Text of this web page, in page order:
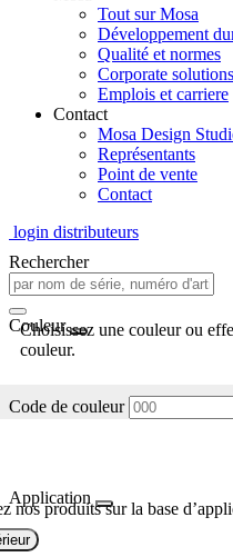
Tout sur Mosa
Développement
Qualité et normes
Corporate solutions
Emplois et carriere
Contact
Mosa Design
Représentants
Point de vente
Contact
login distributeurs
Rechercher
Couleur
Choisissez une couleur ou
couleur.
Code de couleur
Application
nos produits sur la base